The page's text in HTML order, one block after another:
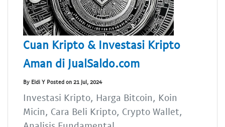
Cuan Kripto & Investasi Kripto
Aman di JualSaldo.com
By Eldi Y Posted on 21 Jul, 2024
Investasi Kripto, Harga Bitcoin, Koin
Micin, Cara Beli Kripto, Crypto Wallet,